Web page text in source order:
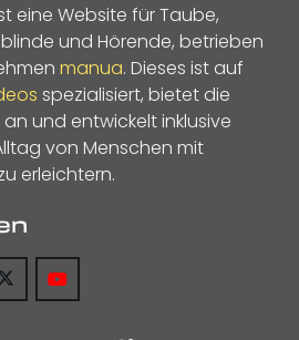
eine Website für Taube,
und Hörende, betrieben
manua. Dieses ist auf
spezialisiert, bietet die
an und entwickelt inklusive
von Menschen mit
erleichtern.